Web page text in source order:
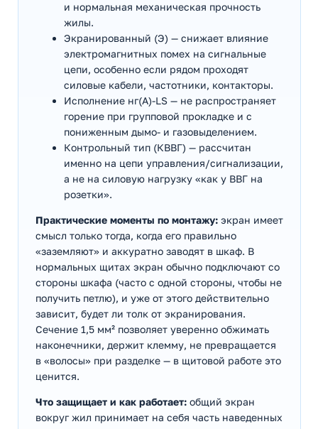
и нормальная механическая прочность
жилы.
Экранированный (Э) — снижает влияние
электромагнитных помех на сигнальные
цепи, особенно если рядом проходят
силовые кабели, частотники, контакторы.
Исполнение нг(А)-LS — не распространяет
горение при групповой прокладке и с
пониженным дымо- и газовыделением.
Контрольный тип (КВВГ) — рассчитан
именно на цепи управления/сигнализации,
а не на силовую нагрузку «как у ВВГ на
розетки».
Практические моменты по монтажу: экран имеет
смысл только тогда, когда его правильно
«заземляют» и аккуратно заводят в шкаф. В
нормальных щитах экран обычно подключают со
стороны шкафа (часто с одной стороны, чтобы не
получить петлю), и уже от этого действительно
зависит, будет ли толк от экранирования.
Сечение 1,5 мм² позволяет уверенно обжимать
наконечники, держит клемму, не превращается
в «волосы» при разделке — в щитовой работе это
ценится.
Что защищает и как работает: общий экран
вокруг жил принимает на себя часть наведенных